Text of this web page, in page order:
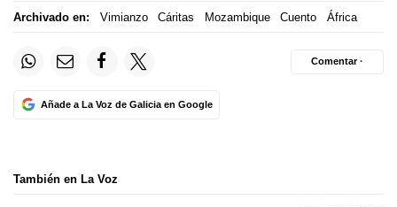
Archivado en: Vimianzo Cáritas Mozambique Cuento África
Añade a La Voz de Galicia en Google
Comentar ·
También en La Voz